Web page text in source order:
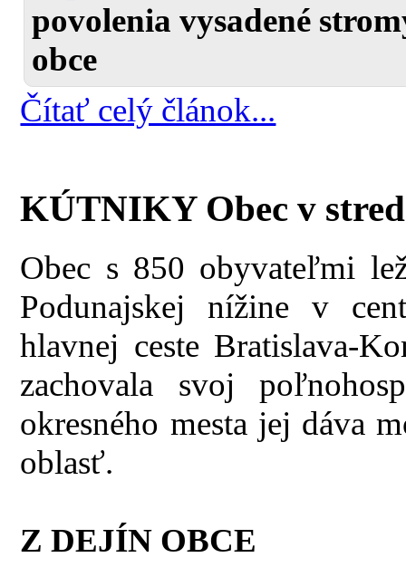
povolenia vysadené
obce
Čítať celý článok...
KÚTNIKY Obec v
Obec s 850 obyvateľmi
Podunajskej nížine v
hlavnej ceste Bratislava-
zachovala svoj
okresného mesta jej dáva
oblasť.
Z DEJÍN OBCE